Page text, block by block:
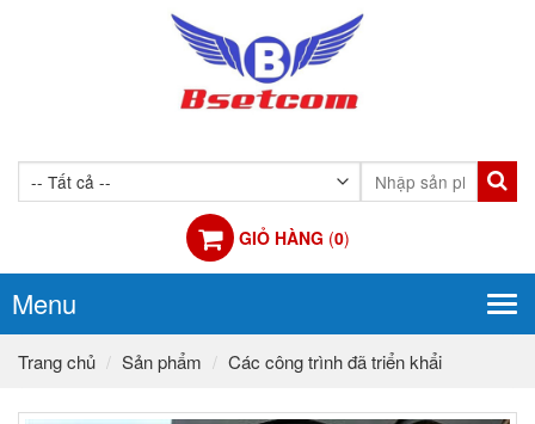
GIỎ HÀNG (0)
Menu
Trang chủ Sản phẩm Các công trình đã triển khẩi